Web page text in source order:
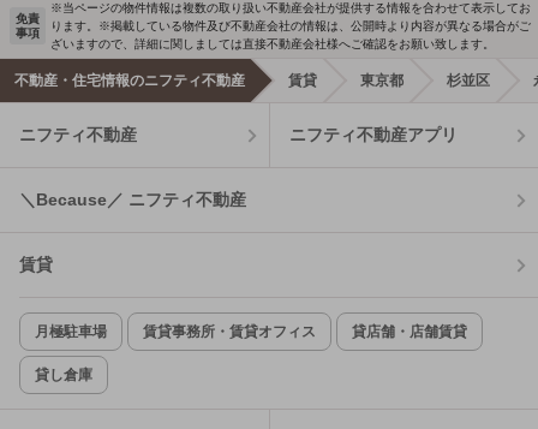
免責
事項
※当ページの物件情報は複数の取り扱い不動産会社が提供する情報を合わせて表示してお
ります。※掲載している物件及び不動産会社の情報は、公開時より内容が異なる場合がご
ざいますので、詳細に関しましては直接不動産会社様へご確認をお願い致します。
不動産・住宅情報のニフティ不動産 賃貸 東京都 杉並区
ニフティ不動産 ニフティ不動産アプリ
＼Because／ ニフティ不動産
賃貸
月極駐車場 賃貸事務所・賃貸オフィス 貸店舗・店舗賃貸
貸し倉庫